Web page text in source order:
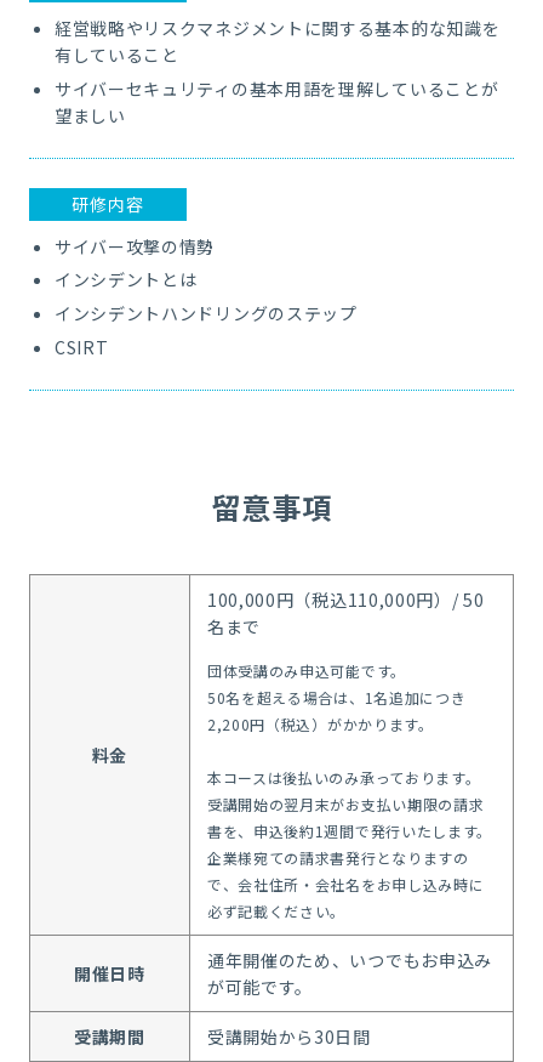
経営戦略やリスクマネジメントに関する基本的な知識を
有していること
サイバーセキュリティの基本用語を理解していることが
望ましい
研修内容
サイバー攻撃の情勢
インシデントとは
インシデントハンドリングのステップ
CSIRT
留意事項
料金
100,000円（税込110,000円）/ 50
名まで
団体受講のみ申込可能です。
50名を超える場合は、1名追加につき
2,200円（税込）がかかります。
本コースは後払いのみ承っております。
受講開始の翌月末がお支払い期限の請求
書を、申込後約1週間で発行いたします。
企業様宛ての請求書発行となりますの
で、会社住所・会社名をお申し込み時に
必ず記載ください。
開催日時
通年開催のため、いつでもお申込み
が可能です。
受講期間 受講開始から30日間